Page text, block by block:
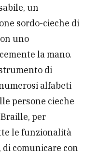
un
sordo-cieche di
uno
la mano.
di
alfabeti
persone cieche
Braille, per
le funzionalità
comunicare con